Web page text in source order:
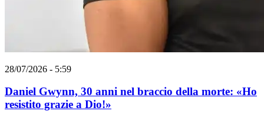
28/07/2026 - 5:59
Daniel Gwynn, 30 anni nel braccio della morte: «Ho
resistito grazie a Dio!»